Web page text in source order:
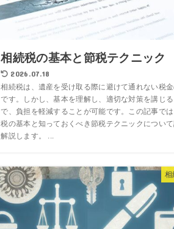
相続税の基本と節税テクニック
2026.07.18
相続税は、遺産を受け取る際に避けて通れない税
です。しかし、基本を理解し、適切な対策を講じる
で、負担を軽減することが可能です。この記事で
税の基本と知っておくべき節税テクニックについて
解説します。 ...
相